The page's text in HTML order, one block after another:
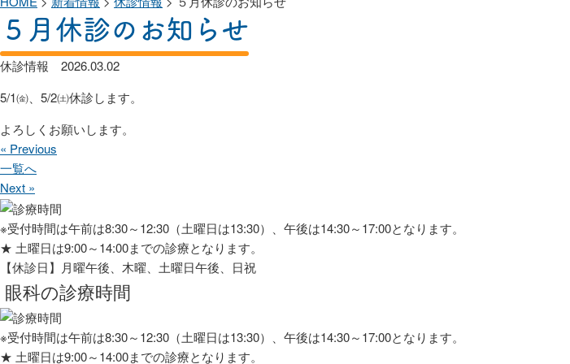
５月休診のお知らせ
休診情報
2026.03.02
5/1㈮、5/2㈯休診します。
よろしくお願いします。
« Previous
一覧へ
Next »
※受付時間は午前は8:30～12:30（土曜日は13:30）、午後は14:30～17:00となります。
★ 土曜日は9:00～14:00までの診療となります。
【休診日】月曜午後、木曜、土曜日午後、日祝
眼科の診療時間
※受付時間は午前は8:30～12:30（土曜日は13:30）、午後は14:30～17:00となります。
★ 土曜日は9:00～14:00までの診療となります。